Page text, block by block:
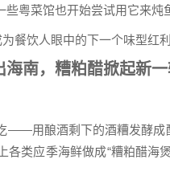
粤菜馆也开始尝试用它来炖
餐饮人眼中的下一个味型红利
南， 糟粕醋掀起新
——用酿酒剩下的酒糟发酵成
各类应季海鲜做成“糟粕醋海